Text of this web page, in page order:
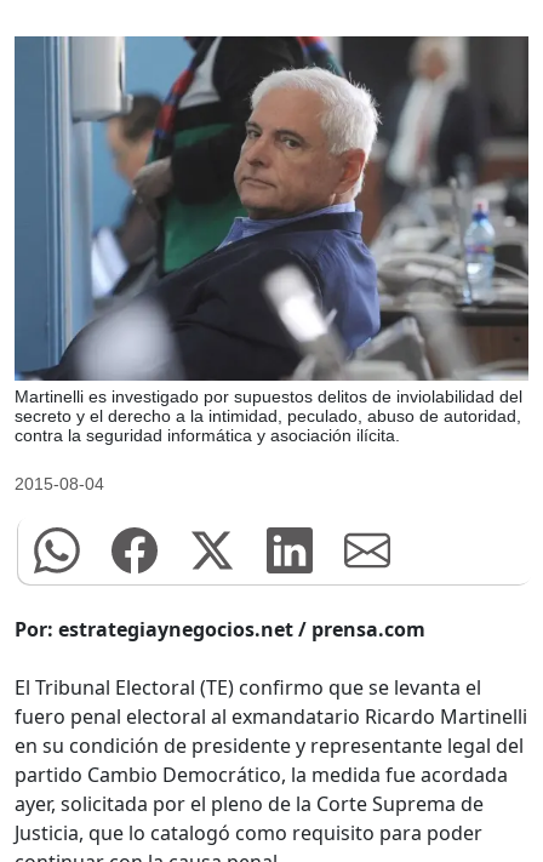
Martinelli es investigado por supuestos delitos de inviolabilidad del
secreto y el derecho a la intimidad, peculado, abuso de autoridad,
contra la seguridad informática y asociación ilícita.
2015-08-04
Por: estrategiaynegocios.net / prensa.com
El Tribunal Electoral (TE) confirmo que se levanta el
fuero penal electoral al exmandatario Ricardo Martinelli
en su condición de presidente y representante legal del
partido Cambio Democrático, la medida fue acordada
ayer, solicitada por el pleno de la Corte Suprema de
Justicia, que lo catalogó como requisito para poder